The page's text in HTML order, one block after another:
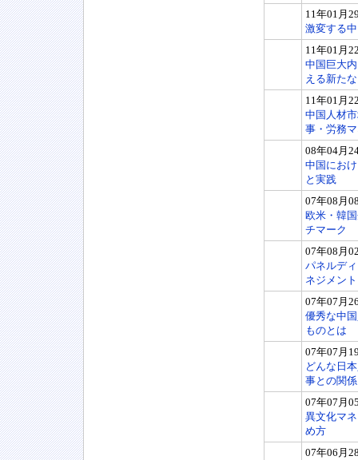
11年01月
激変する
11年01月
中国巨大
える新た
11年01月
中国人材
事・労務
08年04月
中国にお
と実践
07年08月
欧米・韓
チマーク
07年08月
パネルデ
ネジメント
07年07月
優秀な中
ものとは
07年07月
どんな日
事との関係
07年07月
異文化マ
め方
07年06月